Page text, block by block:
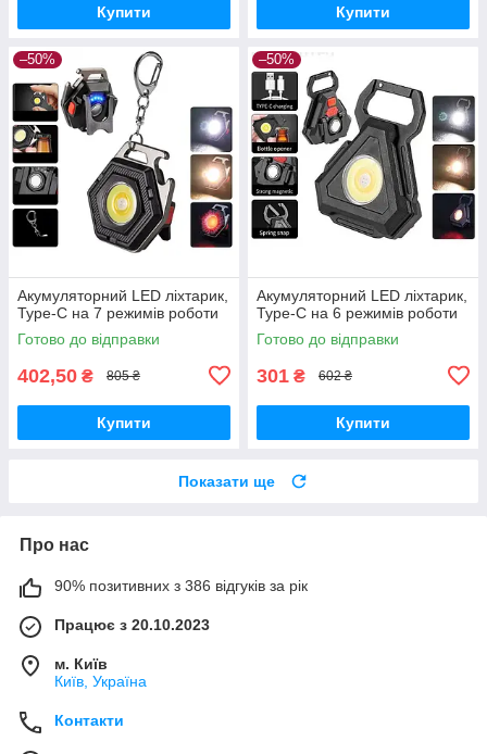
Купити Купити
–50%
Акумуляторний LED ліхтарик,
Type-C на 7 режимів роботи
Готово до відправки
402,50 ₴ 805 ₴
Купити
–50%
Акумуляторний LED ліхтарик,
Type-C на 6 режимів роботи
Готово до відправки
301 ₴ 602 ₴
Купити
Показати ще
Про нас
90% позитивних з 386 відгуків за рік
Працює з 20.10.2023
м. Київ
Київ, Україна
Контакти